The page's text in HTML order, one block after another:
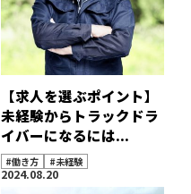
【求人を選ぶポイント】
未経験からトラックドラ
イバーになるには...
#働き方 #未経験
2024.08.20